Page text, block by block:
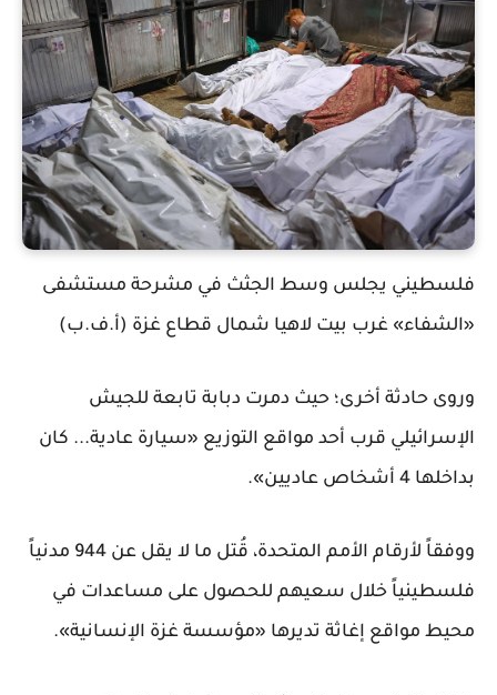
فلسطيني يجلس وسط الجثث في مشرحة مستشفى
«الشفاء» غرب بيت لاهيا شمال قطاع غزة (أ.ف.ب)
وروى حادثة أخرى؛ حيث دمرت دبابة تابعة للجيش
الإسرائيلي قرب أحد مواقع التوزيع «سيارة عادية... كان
بداخلها 4 أشخاص عاديين».
ووفقاً لأرقام الأمم المتحدة، قُتل ما لا يقل عن 944 مدنياً
فلسطينياً خلال سعيهم للحصول على مساعدات في
محيط مواقع إغاثة تديرها «مؤسسة غزة الإنسانية».